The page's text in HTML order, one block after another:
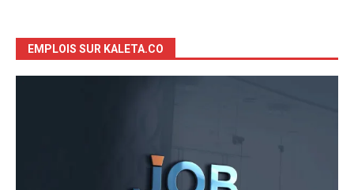
EMPLOIS SUR KALETA.CO